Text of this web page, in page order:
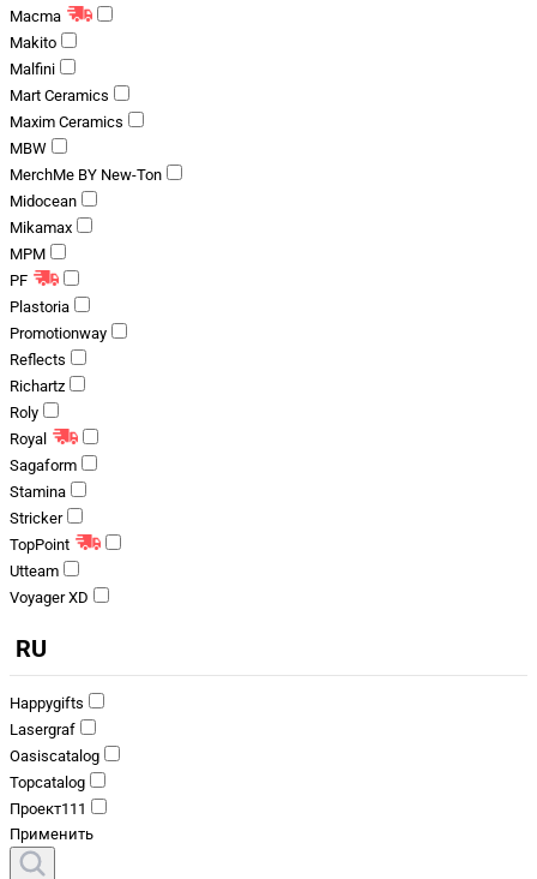
Macma
Makito
Malfini
Mart Ceramics
Maxim Ceramics
MBW
MerchMe BY New-Ton
Midocean
Mikamax
MPM
PF
Plastoria
Promotionway
Reflects
Richartz
Roly
Royal
Sagaform
Stamina
Stricker
TopPoint
Utteam
Voyager XD
RU
Happygifts
Lasergraf
Oasiscatalog
Topcatalog
Проект111
Применить